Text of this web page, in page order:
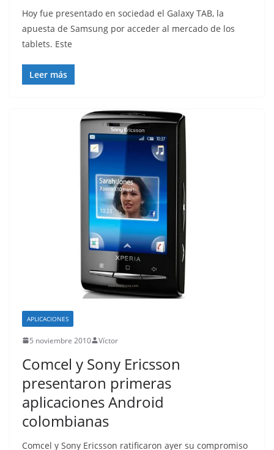
Hoy fue presentado en sociedad el Galaxy TAB, la
apuesta de Samsung por acceder al mercado de los
tablets. Este
Leer más
APLICACIONES
5 noviembre 2010 Víctor
Comcel y Sony Ericsson
presentaron primeras
aplicaciones Android
colombianas
Comcel y Sony Ericsson ratificaron ayer su compromiso